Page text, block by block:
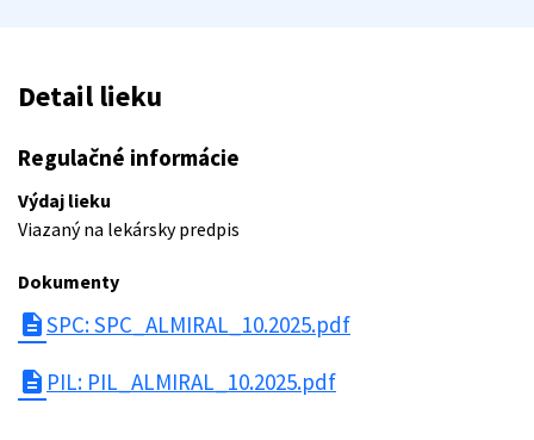
Detail lieku
Regulačné informácie
Výdaj lieku
Viazaný na lekársky predpis
Dokumenty
descriptionSPC: SPC_ALMIRAL_10.2025.pdf
description PIL: PIL_ALMIRAL_10.2025.pdf